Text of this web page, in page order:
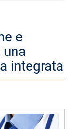
e
integrata